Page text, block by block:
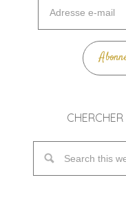
mail